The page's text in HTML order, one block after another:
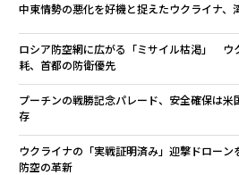
中東情勢の悪化を好機と捉えたウクライナ、
ロシア防空網に広がる「ミサイル枯渇」 ウ
耗、首都の防衛優先
プーチンの戦勝記念パレード、安全確保は
存
ウクライナの「実戦証明済み」迎撃ドロー
防空の革新